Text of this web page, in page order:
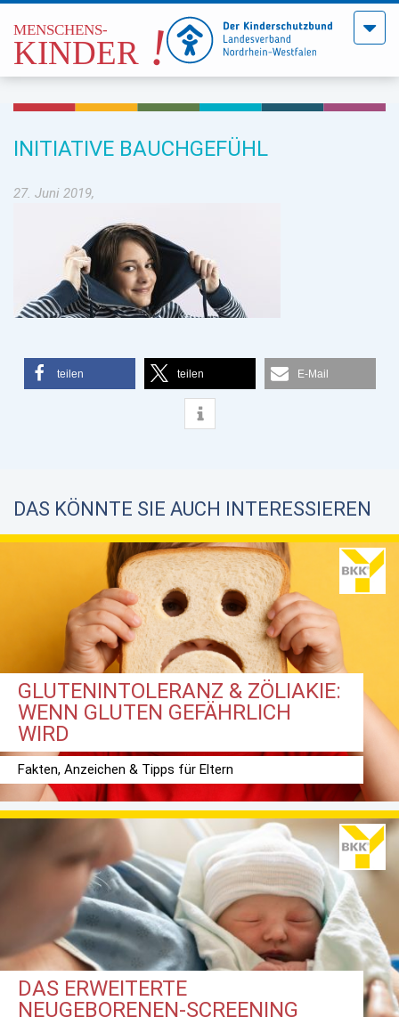
Menü
INITIATIVE BAUCHGEFÜHL
27. Juni 2019,
teilen teilen E-Mail
DAS KÖNNTE SIE AUCH INTERESSIEREN
GLUTENINTOLERANZ & ZÖLIAKIE:
WENN GLUTEN GEFÄHRLICH
WIRD
Fakten, Anzeichen & Tipps für Eltern
DAS ERWEITERTE
NEUGEBORENEN-SCREENING